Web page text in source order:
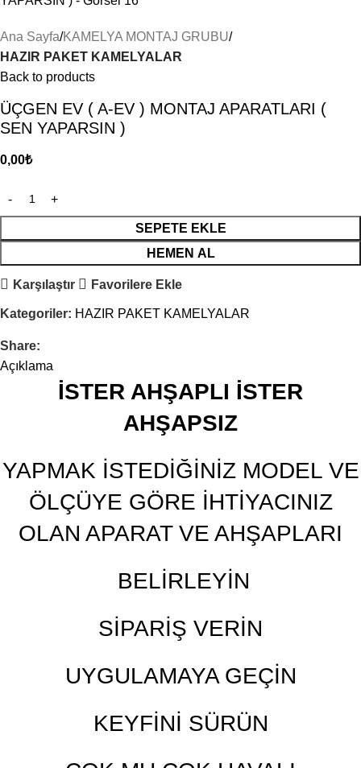
Ana Sayfa KAMELYA MONTAJ GRUBU
HAZIR PAKET KAMELYALAR
Back to products
ÜÇGEN EV ( A-EV ) MONTAJ APARATLARI (
SEN YAPARSIN )
0,00₺
SEPETE EKLE
HEMEN AL
Karşılaştır Favorilere Ekle
Kategoriler: HAZIR PAKET KAMELYALAR
Share:
Açıklama
İSTER AHŞAPLI İSTER
AHŞAPSIZ
YAPMAK İSTEDİĞİNİZ MODEL VE
ÖLÇÜYE GÖRE İHTİYACINIZ
OLAN APARAT VE AHŞAPLARI
BELİRLEYİN
SİPARİŞ VERİN
UYGULAMAYA GEÇİN
KEYFİNİ SÜRÜN